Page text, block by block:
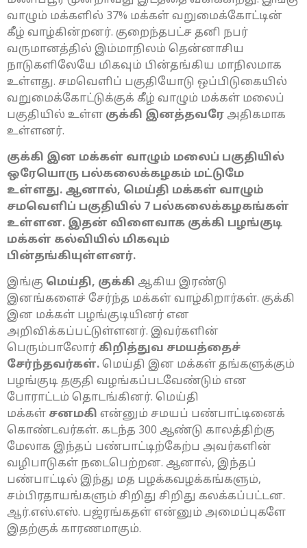
வாழும் மக்களில் 37% மக்கள் வறுமைக்கோட்டின்
கீழ் வாழ்கின்றனர். குறைந்தபட்ச தனி நபர்
வருமானத்தில் இம்மாநிலம் தென்னாசிய
நாடுகளிலேயே மிகவும் பின்தங்கிய மாநிலமாக
உள்ளது. சமவெளிப் பகுதியோடு ஒப்பிடுகையில்
வறுமைக்கோட்டுக்குக் கீழ் வாழும் மக்கள் மலைப்
பகுதியில் உள்ள குக்கி இனத்தவரே அதிகமாக
உள்ளனர்.
குக்கி இன மக்கள் வாழும் மலைப் பகுதியில்
ஒரேயொரு பல்கலைக்கழகம் மட்டுமே
உள்ளது. ஆனால், மெய்தி மக்கள் வாழும்
சமவெளிப் பகுதியில் 7 பல்கலைக்கழகங்கள்
உள்ளன. இதன் விளைவாக குக்கி பழங்குடி
மக்கள் கல்வியில் மிகவும்
பின்தங்கியுள்ளனர்.
இங்கு மெய்தி, குக்கி ஆகிய இரண்டு
இனங்களைச் சேர்ந்த மக்கள் வாழ்கிறார்கள். குக்கி
இன மக்கள் பழங்குடியினர் என
அறிவிக்கப்பட்டுள்ளனர். இவர்களின்
பெரும்பாலோர் கிறித்துவ சமயத்தைச்
சேர்ந்தவர்கள். மெய்தி இன மக்கள் தங்களுக்கும்
பழங்குடி தகுதி வழங்கப்படவேண்டும் என
போராட்டம் தொடங்கினர். மெய்தி
மக்கள் சனமகி என்னும் சமயப் பண்பாட்டினைக்
கொண்டவர்கள். கடந்த 300 ஆண்டு காலத்திற்கு
மேலாக இந்தப் பண்பாட்டிற்கேற்ப அவர்களின்
வழிபாடுகள் நடைபெற்றன. ஆனால், இந்தப்
பண்பாட்டில் இந்து மத பழக்கவழக்கங்களும்,
சம்பிரதாயங்களும் சிறிது சிறிது கலக்கப்பட்டன.
ஆர்.எஸ்.எஸ். பஜ்ரங்கதள் என்னும் அமைப்புகளே
இதற்குக் காரணமாகும்.